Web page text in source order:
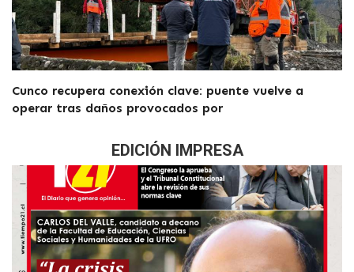
Cunco recupera conexión clave: puente vuelve a
operar tras daños provocados por
EDICIÓN IMPRESA